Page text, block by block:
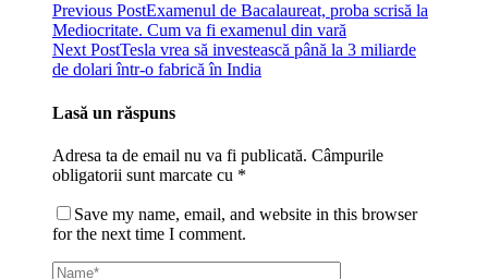
Previous PostExamenul de Bacalaureat, proba scrisă la
Mediocritate. Cum va fi examenul din vară
Next PostTesla vrea să investească până la 3 miliarde
de dolari într-o fabrică în India
Lasă un răspuns
Adresa ta de email nu va fi publicată. Câmpurile
obligatorii sunt marcate cu *
Save my name, email, and website in this browser
for the next time I comment.